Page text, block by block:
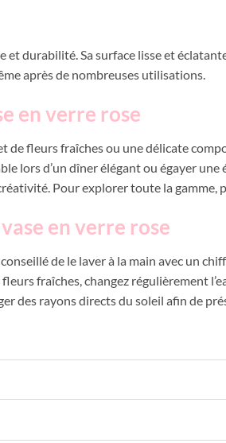
durabilité. Sa surface lisse et
après de nombreuses utilisations.
en verre rose
fleurs fraîches ou une délicate
lors d’un dîner élégant ou égayer
Pour explorer toute la gamme,
en verre rose
de le laver à la main avec un
fraîches, changez régulièrement
des rayons directs du soleil afin de